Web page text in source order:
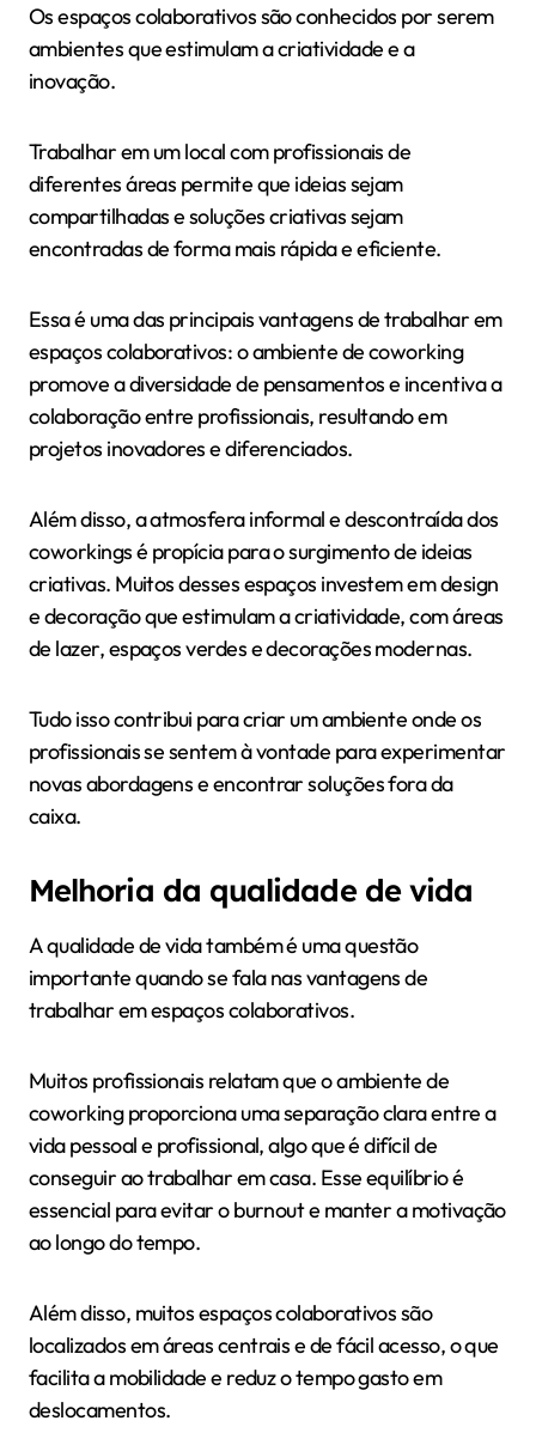
Os espaços colaborativos são conhecidos por serem
ambientes que estimulam a criatividade e a
inovação.
Trabalhar em um local com profissionais de
diferentes áreas permite que ideias sejam
compartilhadas e soluções criativas sejam
encontradas de forma mais rápida e eficiente.
Essa é uma das principais vantagens de trabalhar em
espaços colaborativos: o ambiente de coworking
promove a diversidade de pensamentos e incentiva a
colaboração entre profissionais, resultando em
projetos inovadores e diferenciados.
Além disso, a atmosfera informal e descontraída dos
coworkings é propícia para o surgimento de ideias
criativas. Muitos desses espaços investem em design
e decoração que estimulam a criatividade, com áreas
de lazer, espaços verdes e decorações modernas.
Tudo isso contribui para criar um ambiente onde os
profissionais se sentem à vontade para experimentar
novas abordagens e encontrar soluções fora da
caixa.
Melhoria da qualidade de vida
A qualidade de vida também é uma questão
importante quando se fala nas vantagens de
trabalhar em espaços colaborativos.
Muitos profissionais relatam que o ambiente de
coworking proporciona uma separação clara entre a
vida pessoal e profissional, algo que é difícil de
conseguir ao trabalhar em casa. Esse equilíbrio é
essencial para evitar o burnout e manter a motivação
ao longo do tempo.
Além disso, muitos espaços colaborativos são
localizados em áreas centrais e de fácil acesso, o que
facilita a mobilidade e reduz o tempo gasto em
deslocamentos.